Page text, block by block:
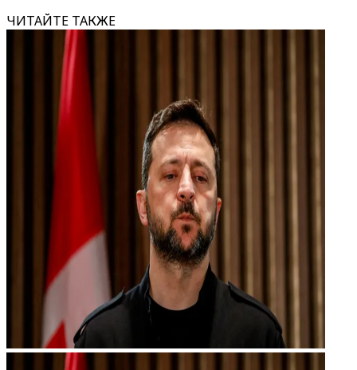
ЧИТАЙТЕ ТАКЖЕ